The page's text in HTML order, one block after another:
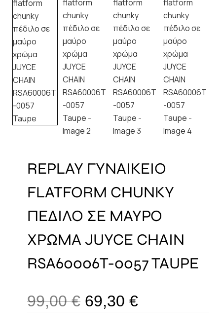
REPLAY ΓΥΝΑΙΚΕΙΟ
FLATFORM CHUNKY
ΠΕΔΙΛΟ ΣΕ ΜΑΥΡΟ
ΧΡΩΜΑ JUYCE CHAIN
RSA60006T-0057 TAUPE
99,00€ 69,30 €